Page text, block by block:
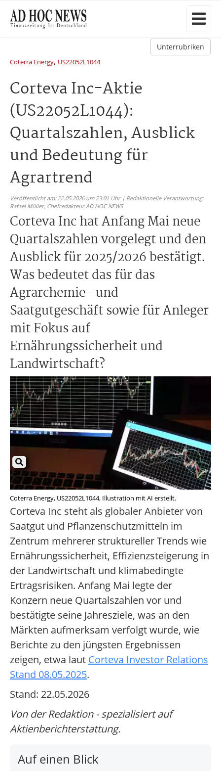
Unterrubriken
Coterra Energy, US22052L1044
Corteva Inc-Aktie
(US22052L1044):
Quartalszahlen, Ausblick
und Bedeutung für
Agrartrend
Veröffentlicht am: 22.05.2026 um 23:01 Uhr | Redaktionelle Verantwortung:
Rafael Müller, Chefredakteur AD HOC NEWS
Corteva Inc hat Anfang Mai neue
Quartalszahlen vorgelegt und den
Ausblick für 2025/2026 bestätigt.
Was bedeutet das für das
Agrarchemie- und
Saatgutgeschäft sowie für Anleger
mit Fokus auf
Ernährungssicherheit und
Landwirtschaft?
Coterra Energy, US22052L1044, Illustration mit AI erstellt.
Corteva Inc steht als globaler Anbieter von
Saatgut und Pflanzenschutzmitteln im
Zentrum mehrerer struktureller Trends wie
Ernährungssicherheit, Effizienzsteigerung in
der Landwirtschaft und klimabedingte
Ertragsrisiken. Anfang Mai legte der
Konzern neue Quartalszahlen vor und
bestätigte seine Jahresziele, was an den
Märkten aufmerksam verfolgt wurde, wie
Berichte zu den jüngsten Ergebnissen
zeigen, etwa laut Corteva Investor Relations
Stand 08.05.2025.
Stand: 22.05.2026
Von der Redaktion - spezialisiert auf
Aktienberichterstattung.
Auf einen Blick